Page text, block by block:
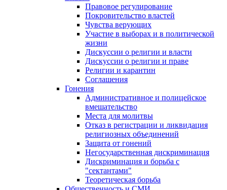
Правовое регулирование
Покровительство властей
Чувства верующих
Участие в выборах и в политической
жизни
Дискуссии о религии и власти
Дискуссии о религии и праве
Религии и карантин
Соглашения
Гонения
Административное и полицейское
вмешательство
Места для молитвы
Отказ в регистрации и ликвидация
религиозных объединений
Защита от гонений
Негосударственная дискриминация
Дискриминация и борьба с
"сектантами"
Теоретическая борьба